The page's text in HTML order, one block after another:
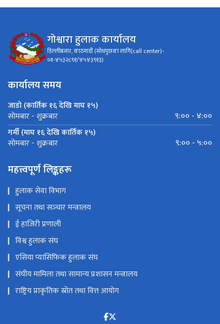
गोश्वारा हुलाक कार्यालय
डिल्लीबजार, काठमाडौं (सोधपुछका लागि(call center)-
०१-४५३२८९१/४५४३९१३)
कार्यालय समय
जाडो (कार्तिक १६ देखि माघ १५)
सोमबार - शुक्रबार
९:०० - ४:००
गर्मी (माघ १६ देखि कार्तिक १५)
सोमबार - शुक्रबार ९:०० - ५:००
महत्त्वपूर्ण लिङ्कहरू
हुलाक सेवा विभाग
सूचना तथा सञ्‍चार मन्त्रालय
ई हाजिरी प्रणाली
विश्व हुलाक संघ
एसिया प्यासिफिक हुलाक संघ
संघीय मामिला तथा सामान्य प्रशासन मन्त्रालय
राष्ट्रिय प्राकृतिक स्रोत तथा वित्त आयोग